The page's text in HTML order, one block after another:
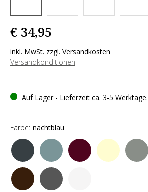
€ 34,95
inkl. MwSt. zzgl. Versandkosten
Versandkonditionen
Auf Lager - Lieferzeit ca. 3-5 Werktage.
Farbe: nachtblau